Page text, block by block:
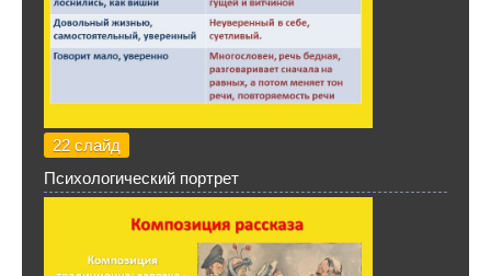
22 слайд
Психологический портрет